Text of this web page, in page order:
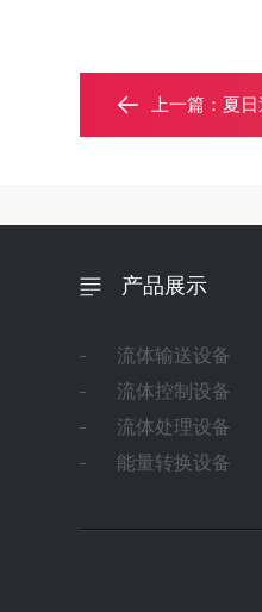
上一篇： 夏
产品展示
流体输送设备
流体控制设备
流体处理设备
能量转换设备